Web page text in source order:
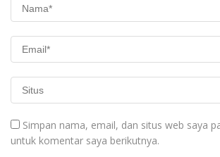
Simpan nama, email, dan situs web saya
untuk komentar saya berikutnya.